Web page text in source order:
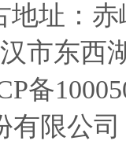
地址：
市东西
备
有限公司